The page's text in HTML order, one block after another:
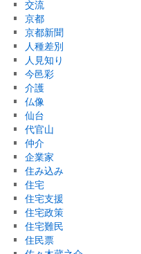
交流
京都
京都新聞
人種差別
人見知り
今邑彩
介護
仏像
仙台
代官山
仲介
企業家
住み込み
住宅
住宅支援
住宅政策
住宅難民
住民票